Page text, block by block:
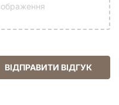
ВІДПРАВИТИ ВІДГУК